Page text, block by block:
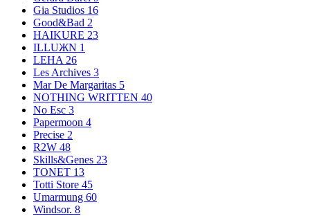
Gia Studios 16
Good&Bad 2
HAIKURE 23
ILLUЖN 1
LEHA 26
Les Archives 3
Mar De Margaritas 5
NOTHING WRITTEN 40
No Esc 3
Papermoon 4
Precise 2
R2W 48
Skills&Genes 23
TONET 13
Totti Store 45
Umarmung 60
Windsor. 8